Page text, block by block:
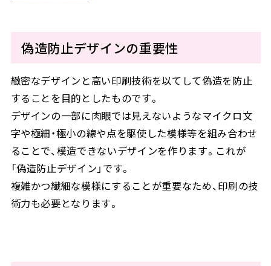
偽造防止デザインの重要性
緻密なデザインと高い印刷技術を以てして偽造を防止
することを目的としたものです。
デザインの一部に肉眼では見えないようなマイクロ文
字や極細・極小の線や点を駆使した模様等を組み合わせ
ることで、模造できないデザインを作ります。これが
「偽造防止デザイン」です。
複雑かつ繊細な模様にすることが重要なため、印刷の技
術力も必要となります。